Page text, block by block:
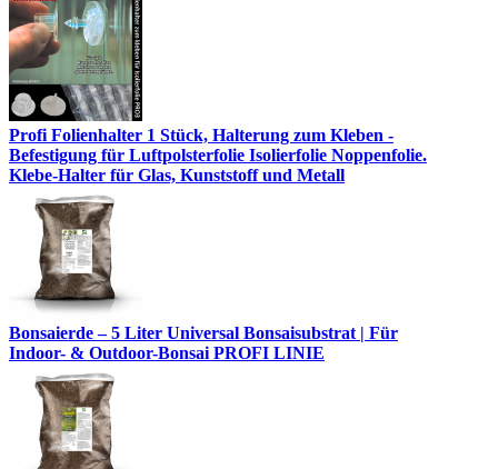
Profi Folienhalter 1 Stück, Halterung zum Kleben -
Befestigung für Luftpolsterfolie Isolierfolie Noppenfolie.
Klebe-Halter für Glas, Kunststoff und Metall
Bonsaierde – 5 Liter Universal Bonsaisubstrat | Für
Indoor- & Outdoor-Bonsai PROFI LINIE